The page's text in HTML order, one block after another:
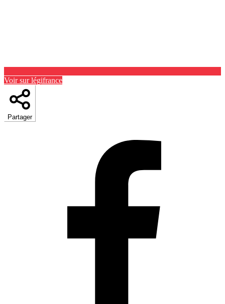
Voir sur légifrance
Partager